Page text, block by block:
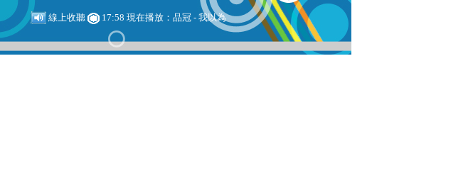
線上收聽 17:58 現在播放： 品冠- 我以為